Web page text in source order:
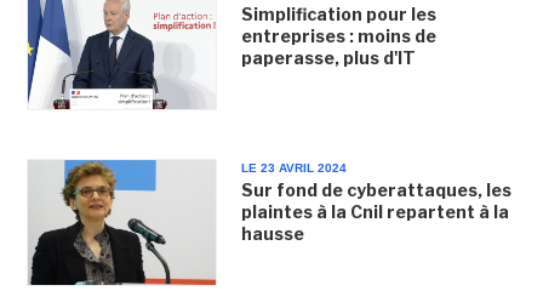
Simplification pour les
entreprises : moins de
paperasse, plus d'IT
LE 23 AVRIL 2024
Sur fond de cyberattaques, les
plaintes à la Cnil repartent à la
hausse